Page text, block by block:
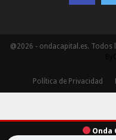
@2026 - ondacapital.es.
Política de Privacidad
Onda